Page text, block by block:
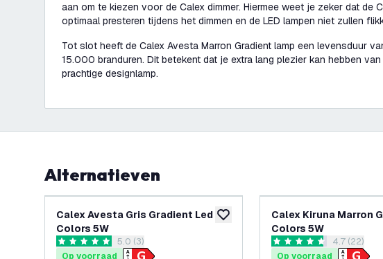
aan om te kiezen voor de Calex dimmer. Hiermee weet je zeker dat de
optimaal presteren tijdens het dimmen en de LED lampen niet zullen
Tot slot heeft de Calex Avesta Marron Gradient lamp een levensduur
15.000 branduren. Dit betekent dat je extra lang plezier kan hebben
prachtige designlamp.
Alternatieven
toevoegen aan verlanglijst
Calex Avesta Gris Gradient Led
Colors 5W
reviews drawer openen
5 score sterren5.0 (3)
Op voorraad
Calex Kiruna Marron
Colors 5W
reviews
4.7 score sterren4.7 (22)
Op voorraad